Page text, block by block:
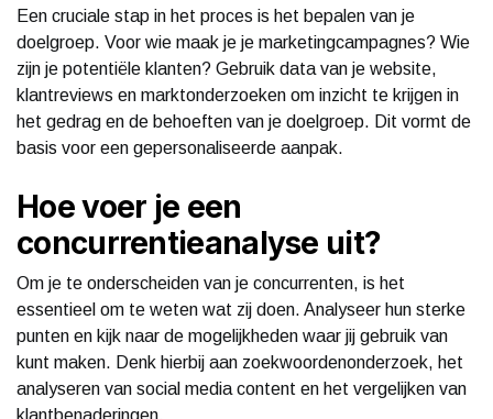
Een cruciale stap in het proces is het bepalen van je
doelgroep. Voor wie maak je je marketingcampagnes? Wie
zijn je potentiële klanten? Gebruik data van je website,
klantreviews en marktonderzoeken om inzicht te krijgen in
het gedrag en de behoeften van je doelgroep. Dit vormt de
basis voor een gepersonaliseerde aanpak.
Hoe voer je een
concurrentieanalyse uit?
Om je te onderscheiden van je concurrenten, is het
essentieel om te weten wat zij doen. Analyseer hun sterke
punten en kijk naar de mogelijkheden waar jij gebruik van
kunt maken. Denk hierbij aan zoekwoordenonderzoek, het
analyseren van social media content en het vergelijken van
klantbenaderingen.